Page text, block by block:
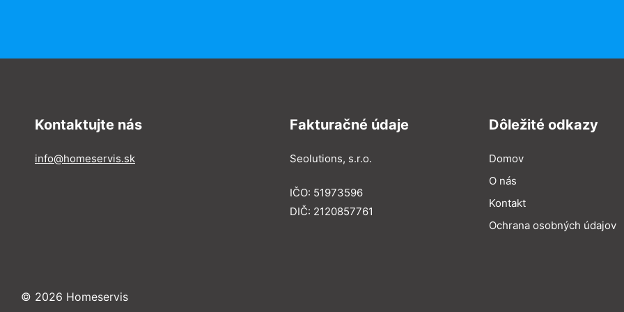
Kontaktujte nás
info@homeservis.sk
Fakturačné údaje
Seolutions, s.r.o.
IČO: 51973596
DIČ: 2120857761
Dôležité odkazy
Domov
O nás
Kontakt
Ochrana osobných údajov
© 2026 Homeservis